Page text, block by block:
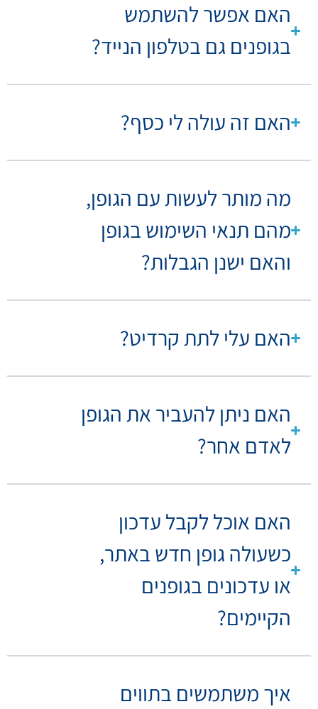
האם אפשר להשתמש
בגופנים גם בטלפון הנייד?
האם זה עולה לי כסף?
מה מותר לעשות עם הגופן,
מהם תנאי השימוש בגופן
והאם ישנן הגבלות?
האם עלי לתת קרדיט?
האם ניתן להעביר את הגופן
לאדם אחר?
האם אוכל לקבל עדכון
כשעולה גופן חדש באתר,
או עדכונים בגופנים
הקיימים?
איך משתמשים בתווים